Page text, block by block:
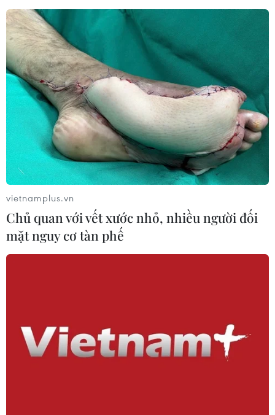
vietnamplus.vn
Chủ quan với vết xước nhỏ, nhiều người đối
mặt nguy cơ tàn phế